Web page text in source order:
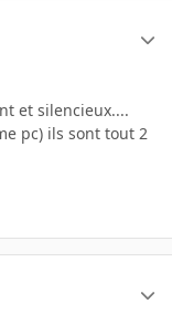
et silencieux....
pc) ils sont tout 2